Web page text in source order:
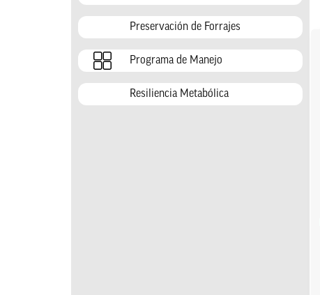
Preservación de Forrajes
Programa de Manejo
Resiliencia Metabólica